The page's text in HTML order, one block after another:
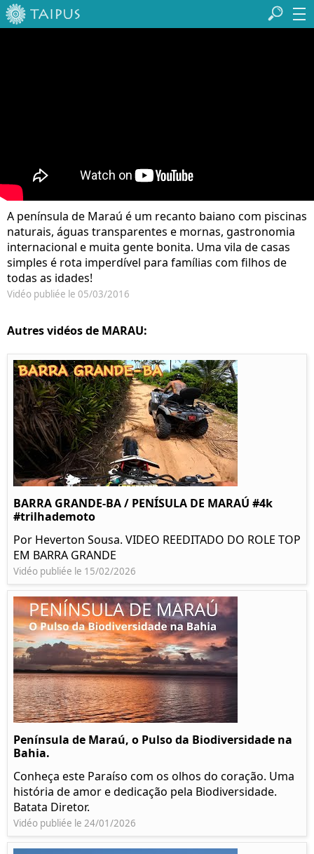
A península de Maraú é um recanto baiano com piscinas
naturais, águas transparentes e mornas, gastronomia
internacional e muita gente bonita. Uma vila de casas
simples é rota imperdível para famílias com filhos de
todas as idades!
Vidéo publiée le 05/03/2016
Autres vidéos de MARAU:
BARRA GRANDE-BA / PENÍSULA DE MARAÚ #4k
#trilhademoto
Por Heverton Sousa. VIDEO REEDITADO DO ROLE TOP
EM BARRA GRANDE
Vidéo publiée le 15/02/2026
Península de Maraú, o Pulso da Biodiversidade na
Bahia.
Conheça este Paraíso com os olhos do coração. Uma
história de amor e dedicação pela Biodiversidade.
Batata Diretor.
Vidéo publiée le 24/01/2026